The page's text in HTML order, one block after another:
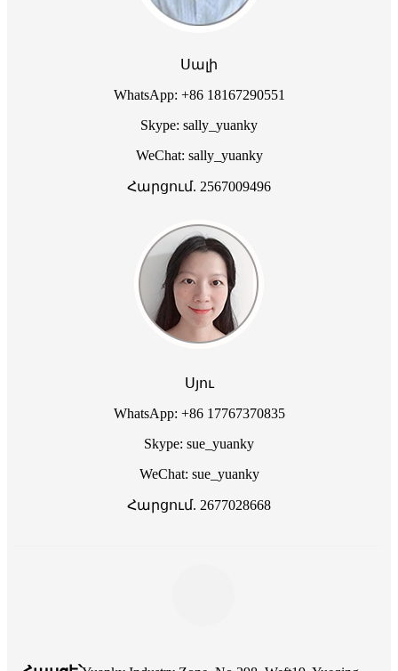
Սալի
WhatsApp: +86 18167290551
Skype: sally_yuanky
WeChat: sally_yuanky
Հարցում. 2567009496
Սյու
WhatsApp: +86 17767370835
Skype: sue_yuanky
WeChat: sue_yuanky
Հարցում. 2677028668